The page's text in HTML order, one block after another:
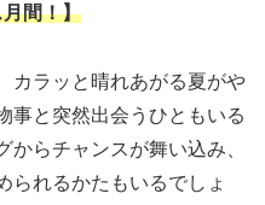
間！】
カラッと晴れあがる夏がや
事と突然出会うひともいる
らチャンスが舞い込み、
られるかたもいるでしょ